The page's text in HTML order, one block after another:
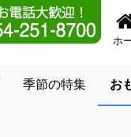
ホ
季節の特集 お